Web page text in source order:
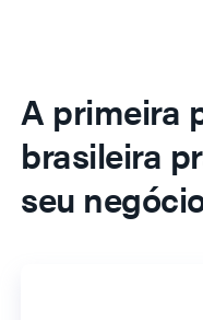
A primeira
brasileira
seu